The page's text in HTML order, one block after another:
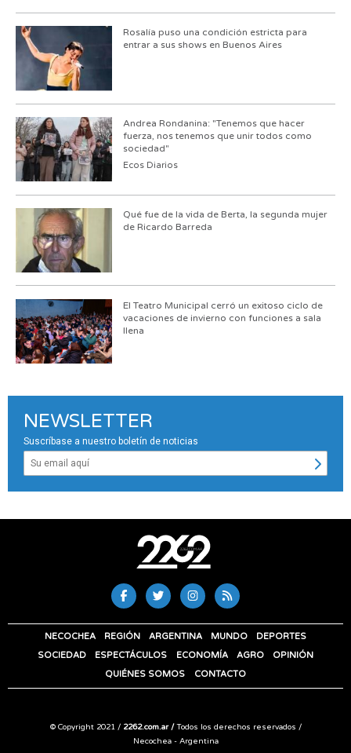
Rosalía puso una condición estricta para
entrar a sus shows en Buenos Aires
Andrea Rondanina: "Tenemos que hacer
fuerza, nos tenemos que unir todos como
sociedad"
Ecos Diarios
Qué fue de la vida de Berta, la segunda mujer
de Ricardo Barreda
El Teatro Municipal cerró un exitoso ciclo de
vacaciones de invierno con funciones a sala
llena
NEWSLETTER
Suscríbase a nuestro boletín de noticias
NECOCHEA REGIÓN ARGENTINA MUNDO
DEPORTES
SOCIEDAD
ESPECTÁCULOS ECONOMÍA AGRO
OPINIÓN
QUIÉNES SOMOS
CONTACTO
© Copyright 2021 / 2262.com.ar /Todos los derechos reservados /
Necochea - Argentina